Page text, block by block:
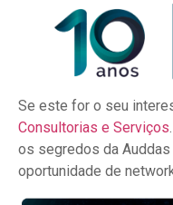
Se este for o seu
Consultorias e Serviços
os segredos da
oportunidade de